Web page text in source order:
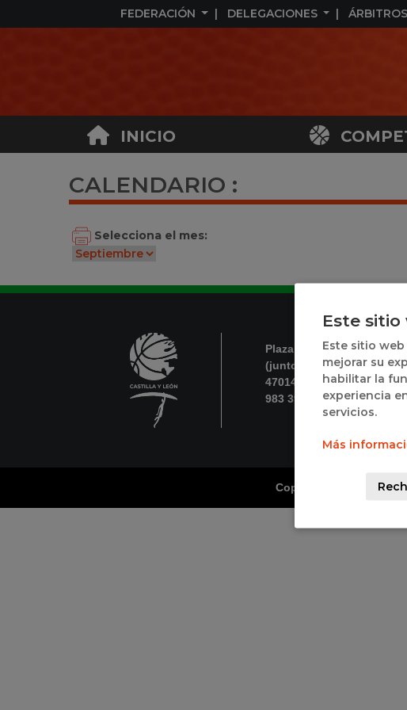
FEDERACIÓN DELEGACIONES ÁRBITROS
INICIO
CALENDARIO :
Selecciona el mes:
Plaza de México, 1
(junto a Polideportivo
47014 Valladolid
983 395 731
Copyright Federación
Este
Este sitio
mejorar su
habilitar la
experiencia
servicios.
Más